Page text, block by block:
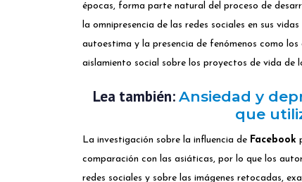
épocas, forma parte natural del proceso de
la omnipresencia de las redes sociales en sus
autoestima y la presencia de fenómenos como
aislamiento social sobre los proyectos de vida
Lea también:Ansiedad y
que
La investigación sobre la influencia de Facebook
comparación con las asiáticas, por lo que los
redes sociales y sobre las imágenes retocadas,